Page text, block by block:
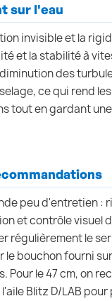
sur l'eau
invisible et la
et la stabilité à
des
ce qui rend
tout en gardant
peu d'entretien :
et contrôle visuel
régulièrement le
le bouchon fourni
Pour le 47 cm, on
Blitz D/LAB